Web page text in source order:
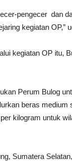
pengecer dan
kegiatan OP,”
kegiatan OP itu,
Perum Bulog
beras
kilogram untuk
Sumatera